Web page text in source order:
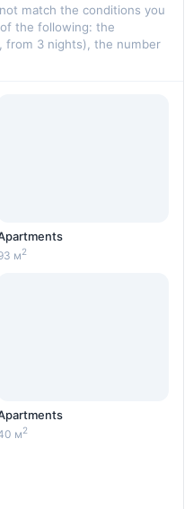
деловых мероприятий
Личный автомобиль
match the conditions you
the following: the
from 3 nights), the number
м2
м2